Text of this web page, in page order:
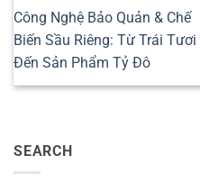
Công Nghệ Bảo Quản & Chế
Biến Sầu Riêng: Từ Trái Tươi
Đến Sản Phẩm Tỷ Đô
SEARCH